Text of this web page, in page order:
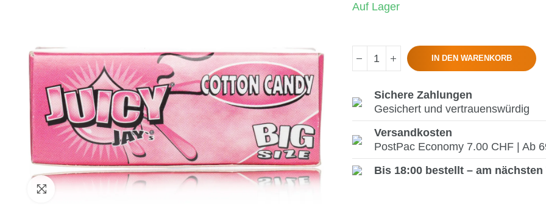
Auf Lager
IN DEN WARENKORB
Sichere Zahlungen
Gesichert und vertrauenswürdig
Versandkosten
PostPac Economy 7.00 CHF | Ab
Bis 18:00 bestellt – am